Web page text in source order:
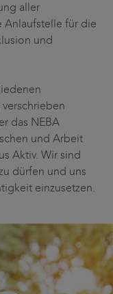
aller
Anlaufstelle für die
und
das NEBA
und Arbeit
Aktiv. Wir sind
dürfen und uns
einzusetzen.